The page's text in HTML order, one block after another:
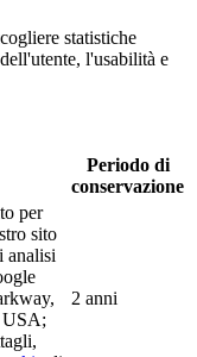
statistiche
l'usabilità e
Periodo di
conservazione
per
sito
analisi
2 anni